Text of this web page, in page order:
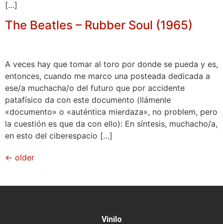
[…]
The Beatles – Rubber Soul (1965)
A veces hay que tomar al toro por donde se pueda y es,
entonces, cuando me marco una posteada dedicada a
ese/a muchacha/o del futuro que por accidente
patafísico da con este documento (llámenle
«documento» o «auténtica mierdaza», no problem, pero
la cuestión es que da con ello): En síntesis, muchacho/a,
en esto del ciberespacio […]
← older
Vinilo